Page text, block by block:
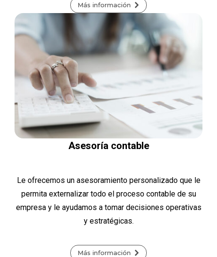
Más información
Asesoría contable
Le ofrecemos un asesoramiento personalizado que le
permita externalizar todo el proceso contable de su
empresa y le ayudamos a tomar decisiones operativas
y estratégicas.
Más información